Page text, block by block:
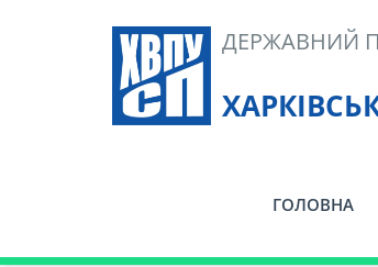
ДЕРЖАВНИЙ
ГОЛОВНА